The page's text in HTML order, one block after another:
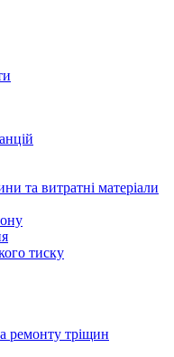
та витратні матеріали
тиску
ремонту тріщин